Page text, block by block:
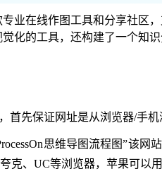
业在线作图工具和分享社区
化的工具，还构建了一个知
首先保证网址是从浏览器/手
思维导图流程图”该
克、UC等浏览器，苹果可以用